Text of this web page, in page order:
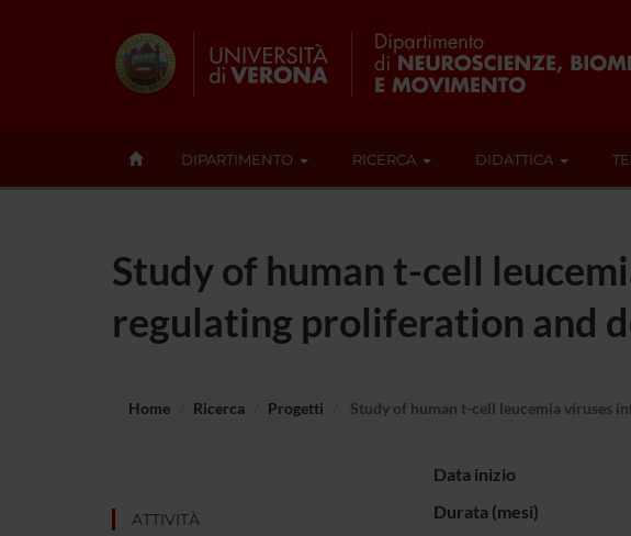
DIPARTIMENTO RICERCA DIDATTICA
Study of human t-cell
regulating proliferation and
Home Ricerca Progetti Study of human t-cell leucemia viruses
ATTIVITÀ
Data inizio
Durata (mesi)